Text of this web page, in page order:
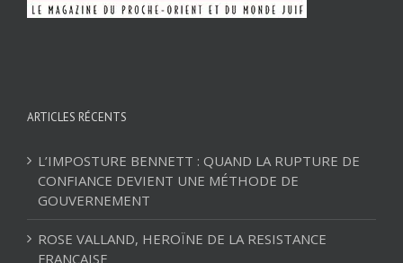
ARTICLES RÉCENTS
L’IMPOSTURE BENNETT : QUAND LA RUPTURE DE
CONFIANCE DEVIENT UNE MÉTHODE DE
GOUVERNEMENT
ROSE VALLAND, HEROÏNE DE LA RESISTANCE
FRANÇAISE